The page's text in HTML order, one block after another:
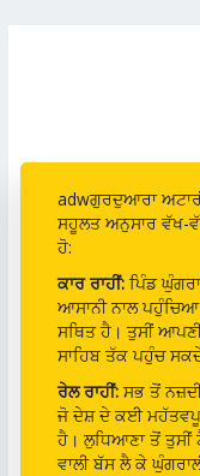
adwਗੁਰਦੁਆਰਾ
ਸਹੂਲਤ ਅਨੁਸਾਰ ਵੱਖ-
ਹੋ:
ਕਾਰ ਰਾਹੀਂ: ਪਿੰਡ
ਆਸਾਨੀ ਨਾਲ
ਸਥਿਤ ਹੈ। ਤੁਸੀਂ
ਸਾਹਿਬ ਤੱਕ ਪਹੁੰਚ
ਰੇਲ ਰਾਹੀਂ: ਸਭ ਤੋਂ
ਜੋ ਦੇਸ਼ ਦੇ ਕਈ
ਹੈ। ਲੁਧਿਆਣਾ ਤੋਂ ਤੁਸੀਂ
ਵਾਲੀ ਬੱਸ ਲੈ ਕੇ